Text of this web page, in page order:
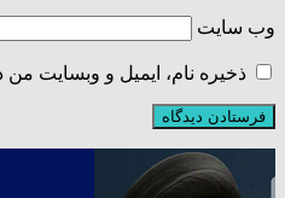
وب‌ سایت
ذخیره نام، ایمیل و وبسایت